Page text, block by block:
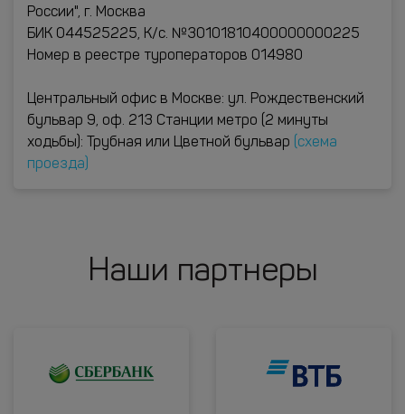
России", г. Москва
БИК 044525225, К/с. №30101810400000000225
Номер в реестре туроператоров 014980
Центральный офис в Москве: ул. Рождественский
бульвар 9, оф. 213 Станции метро (2 минуты
ходьбы): Трубная или Цветной бульвар
(схема
проезда)
Наши партнеры